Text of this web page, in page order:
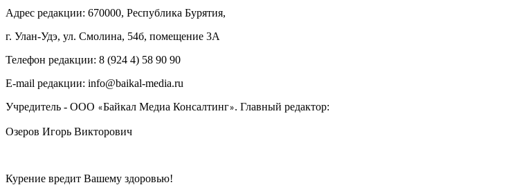
Адрес редакции: 670000, Республика Бурятия,
г. Улан-Удэ, ул. Смолина, 54б, помещение 3А
Телефон редакции: ‎‎8 (924 4) 58 90 90
E-mail редакции: info@baikal-media.ru
Учредитель - ООО «Байкал Медиа Консалтинг». Главный редактор:
Озеров Игорь Викторович
Курение вредит Вашему здоровью!